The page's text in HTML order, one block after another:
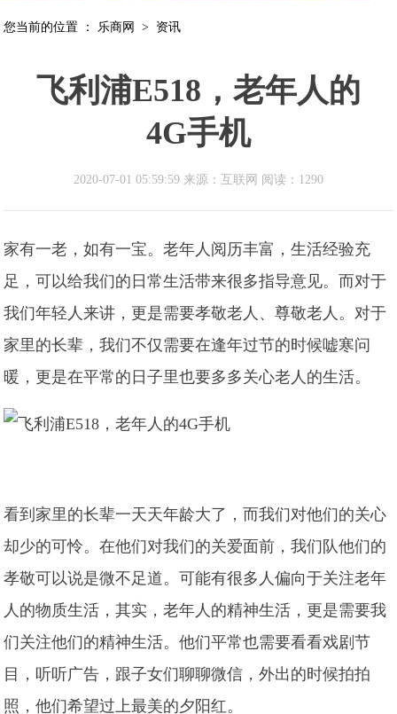
您当前的位置 ： 乐商网 > 资讯
飞利浦E518，老年人的
4G手机
2020-07-01 05:59:59 来源：互联网 阅读：1290
家有一老，如有一宝。老年人阅历丰富，生活经验充
足，可以给我们的日常生活带来很多指导意见。而对于
我们年轻人来讲，更是需要孝敬老人、尊敬老人。对于
家里的长辈，我们不仅需要在逢年过节的时候嘘寒问
暖，更是在平常的日子里也要多多关心老人的生活。
看到家里的长辈一天天年龄大了，而我们对他们的关心
却少的可怜。在他们对我们的关爱面前，我们队他们的
孝敬可以说是微不足道。可能有很多人偏向于关注老年
人的物质生活，其实，老年人的精神生活，更是需要我
们关注他们的精神生活。他们平常也需要看看戏剧节
目，听听广告，跟子女们聊聊微信，外出的时候拍拍
照，他们希望过上最美的夕阳红。